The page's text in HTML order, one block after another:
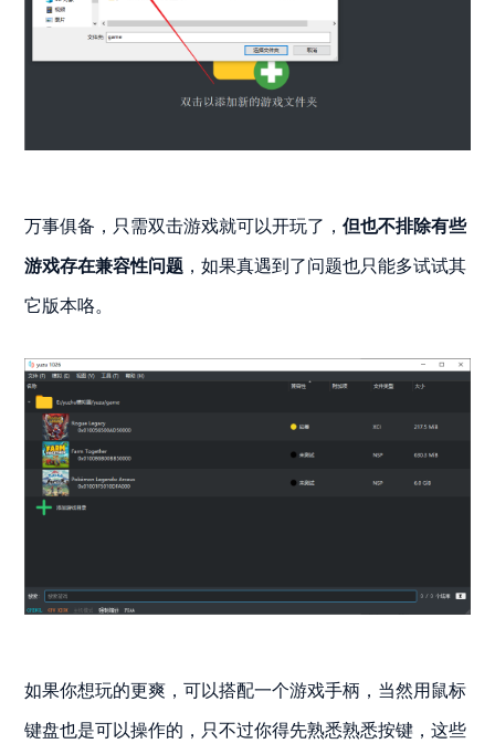
万事俱备，只需双击游戏就可以开玩了，但也不排除有些
游戏存在兼容性问题 ，如果真遇到了问题也只能多试试其
它版本咯。
如果你想玩的更爽，可以搭配一个游戏手柄，当然用鼠标
键盘也是可以操作的，只不过你得先熟悉熟悉按键，这些